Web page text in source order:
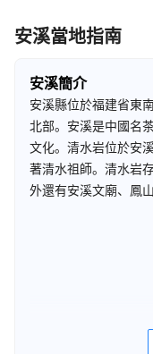
安溪當地指南
安溪簡介
安溪縣位於福建省東
北部。安溪是中國名
文化。清水岩位於安
著清水祖師。清水岩
外還有安溪文廟、鳳